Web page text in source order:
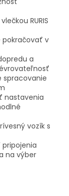
RURIS
pokračovať v
a
spracovanie
nastavenia
vozík s
na výber